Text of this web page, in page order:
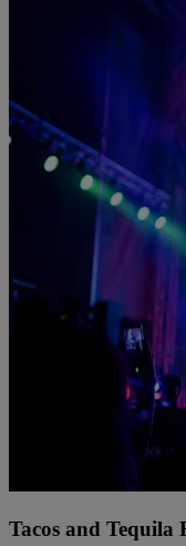
Tacos and